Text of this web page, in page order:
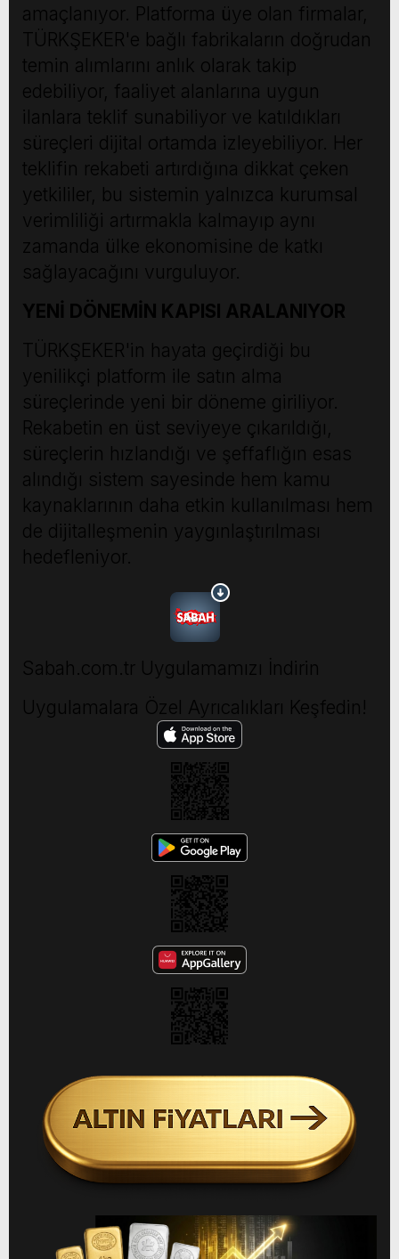
amaçlanıyor. Platforma üye olan firmalar,
TÜRKŞEKER'e bağlı fabrikaların doğrudan
temin alımlarını anlık olarak takip
edebiliyor, faaliyet alanlarına uygun
ilanlara teklif sunabiliyor ve katıldıkları
süreçleri dijital ortamda izleyebiliyor. Her
teklifin rekabeti artırdığına dikkat çeken
yetkililer, bu sistemin yalnızca kurumsal
verimliliği artırmakla kalmayıp aynı
zamanda ülke ekonomisine de katkı
sağlayacağını vurguluyor.
YENİ DÖNEMİN KAPISI ARALANIYOR
TÜRKŞEKER'in hayata geçirdiği bu
yenilikçi platform ile satın alma
süreçlerinde yeni bir döneme giriliyor.
Rekabetin en üst seviyeye çıkarıldığı,
süreçlerin hızlandığı ve şeffaflığın esas
alındığı sistem sayesinde hem kamu
kaynaklarının daha etkin kullanılması hem
de dijitalleşmenin yaygınlaştırılması
hedefleniyor.
Sabah.com.tr Uygulamamızı İndirin
Uygulamalara Özel Ayrıcalıkları Keşfedin!